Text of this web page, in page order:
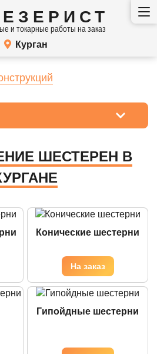
и токарные работы на заказ
Курган
ШЕСТЕРЕН В
Конические шестерни
Гипойдные шестерни